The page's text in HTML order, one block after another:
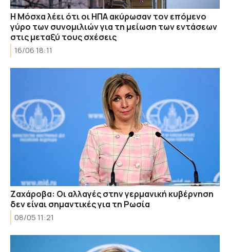
Η Μόσχα λέει ότι οι ΗΠΑ ακύρωσαν τον επόμενο
γύρο των συνομιλιών για τη μείωση των εντάσεων
στις μεταξύ τους σχέσεις
16/06 18:11
Ζαχάροβα: Οι αλλαγές στην γερμανική κυβέρνηση
δεν είναι σημαντικές για τη Ρωσία
08/05 11:21